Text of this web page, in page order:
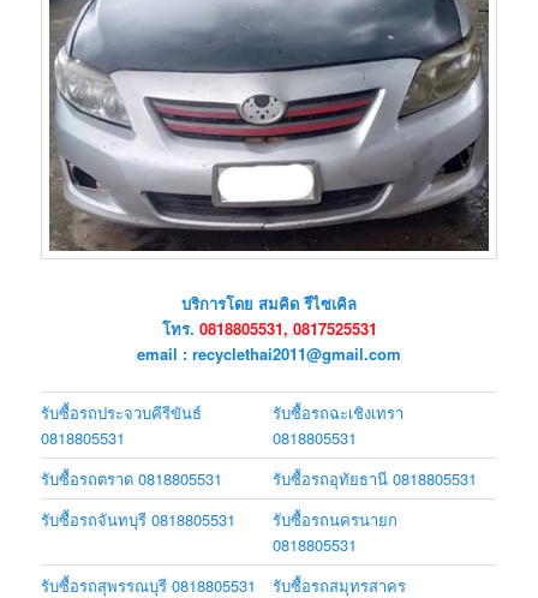
บริการโดย สมคิด รีไซเคิล
โทร. 0818805531, 0817525531
email : recyclethai2011@gmail.com
รับซื้อรถประจวบคีรีขันธ์
0818805531
รับซื้อรถฉะเชิงเทรา
0818805531
รับซื้อรถตราด 0818805531
รับซื้อรถอุทัยธานี 0818805531
รับซื้อรถจันทบุรี 0818805531
รับซื้อรถนครนายก
0818805531
รับซื้อรถสุพรรณบุรี 0818805531
รับซื้อรถสมุทรสาคร